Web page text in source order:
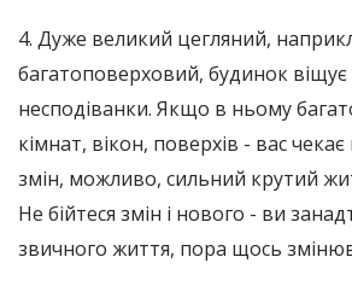
4. Дуже великий цегляний,
багатоповерховий, будинок віщує
несподіванки. Якщо в ньому
кімнат, вікон, поверхів - вас
змін, можливо, сильний крутий
Не бійтеся змін і нового - ви
звичного життя, пора щось